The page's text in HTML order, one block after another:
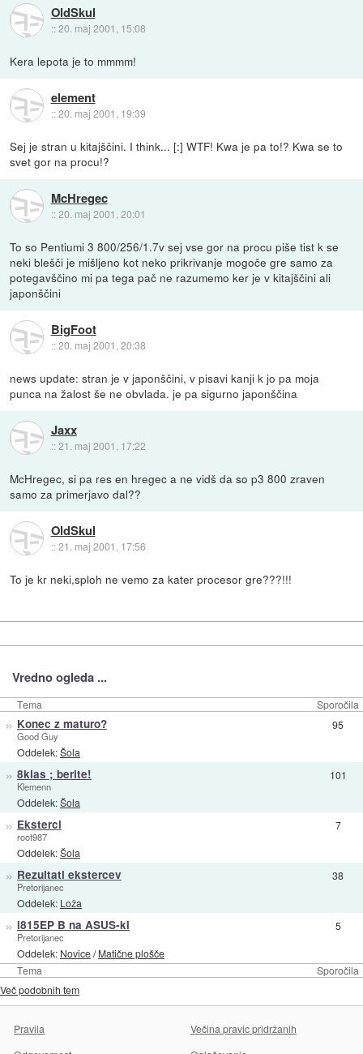
OldSkul
::20. maj 2001, 15:08
Kera lepota je to mmmm!
element
::20. maj 2001, 19:39
Sej je stran u kitajščini. I think... [:] WTF! Kwa je pa to!? Kwa se to
svet gor na procu!?
McHregec
::20. maj 2001, 20:01
To so Pentiumi 3 800/256/1.7v sej vse gor na procu piše tist k se
neki blešči je mišljeno kot neko prikrivanje mogoče gre samo za
potegavščino mi pa tega pač ne razumemo ker je v kitajščini ali
japonščini
BigFoot
::20. maj 2001, 20:38
news update: stran je v japonščini, v pisavi kanji k jo pa moja
punca na žalost še ne obvlada. je pa sigurno japonščina
Jaxx
::21. maj 2001, 17:22
McHregec, si pa res en hregec a ne vidš da so p3 800 zraven
samo za primerjavo dal??
OldSkul
::21. maj 2001, 17:56
To je kr neki,sploh ne vemo za kater procesor gre???!!!
Vredno ogleda ...
Tema Sporočila
Tema Sporočila
» Konec z maturo?
Good Guy
Oddelek:Šola
95
» 8klas ; berite!
Klemenn
Oddelek:Šola
101
» Eksterci
root987
Oddelek:Šola
7
» Rezultati ekstercev
Pretorijanec
Oddelek: Loža
38
» i815EP B na ASUS-ki
Pretorijanec
Oddelek: Novice/Matične plošče
5
Več podobnih tem
Pravila
Večina pravic pridržanih